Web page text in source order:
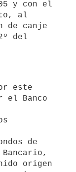
y con el
al
de canje
del
el Banco
de
origen